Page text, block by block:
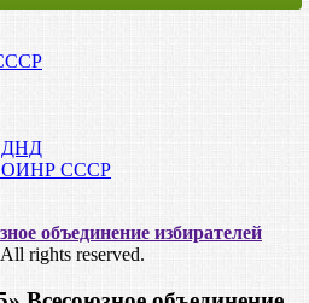
ДНД
ВОИНР СССР
объединение избирателей
rights reserved.